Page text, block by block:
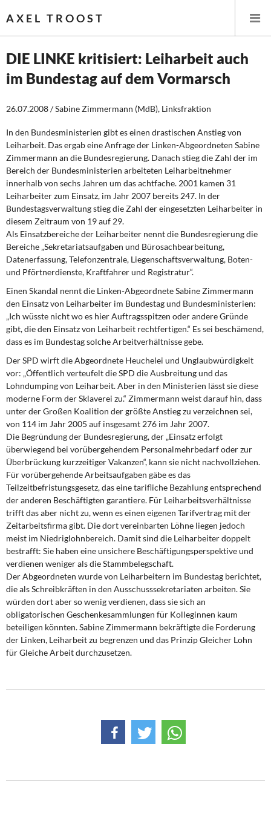
AXEL TROOST
Startseite
Themen
Leitlinien linker Wirtschafts- und Finanzpolitik
Wirtschaftspolitik
Steuer- und Finanzpolitik
Öffentliche Infrastruktur und Daseinsvorsorge
Eurokrise und Griechenland
DIE LINKE
Weitere Themen
Memo-Gruppe
Institut Solidarische Moderne
Rosa-Luxemburg-Stiftung
Über mich
Kontakt
DIE LINKE kritisiert: Leiharbeit auch
im Bundestag auf dem Vormarsch
26.07.2008 / Sabine Zimmermann (MdB), Linksfraktion
In den Bundesministerien gibt es einen drastischen Anstieg von
Leiharbeit. Das ergab eine Anfrage der Linken-Abgeordneten Sabine
Zimmermann an die Bundesregierung. Danach stieg die Zahl der im
Bereich der Bundesministerien arbeiteten Leiharbeitnehmer
innerhalb von sechs Jahren um das achtfache. 2001 kamen 31
Leiharbeiter zum Einsatz, im Jahr 2007 bereits 247. In der
Bundestagsverwaltung stieg die Zahl der eingesetzten Leiharbeiter in
diesem Zeitraum von 19 auf 29.
Als Einsatzbereiche der Leiharbeiter nennt die Bundesregierung die
Bereiche „Sekretariatsaufgaben und Bürosachbearbeitung,
Datenerfassung, Telefonzentrale, Liegenschaftsverwaltung, Boten-
und Pförtnerdienste, Kraftfahrer und Registratur“.
Einen Skandal nennt die Linken-Abgeordnete Sabine Zimmermann
den Einsatz von Leiharbeiter im Bundestag und Bundesministerien:
„Ich wüsste nicht wo es hier Auftragsspitzen oder andere Gründe
gibt, die den Einsatz von Leiharbeit rechtfertigen.“ Es sei beschämend,
dass es im Bundestag solche Arbeitverhältnisse gebe.
Der SPD wirft die Abgeordnete Heuchelei und Unglaubwürdigkeit
vor: „Öffentlich verteufelt die SPD die Ausbreitung und das
Lohndumping von Leiharbeit. Aber in den Ministerien lässt sie diese
moderne Form der Sklaverei zu.“ Zimmermann weist darauf hin, dass
unter der Großen Koalition der größte Anstieg zu verzeichnen sei,
von 114 im Jahr 2005 auf insgesamt 276 im Jahr 2007.
Die Begründung der Bundesregierung, der „Einsatz erfolgt
überwiegend bei vorübergehendem Personalmehrbedarf oder zur
Überbrückung kurzzeitiger Vakanzen“, kann sie nicht nachvollziehen.
Für vorübergehende Arbeitsaufgaben gäbe es das
Teilzeitbefristungsgesetz, das eine tarifliche Bezahlung entsprechend
der anderen Beschäftigten garantiere. Für Leiharbeitsverhältnisse
trifft das aber nicht zu, wenn es einen eigenen Tarifvertrag mit der
Zeitarbeitsfirma gibt. Die dort vereinbarten Löhne liegen jedoch
meist im Niedriglohnbereich. Damit sind die Leiharbeiter doppelt
bestrafft: Sie haben eine unsichere Beschäftigungsperspektive und
verdienen weniger als die Stammbelegschaft.
Der Abgeordneten wurde von Leiharbeitern im Bundestag berichtet,
die als Schreibkräften in den Ausschusssekretariaten arbeiten. Sie
würden dort aber so wenig verdienen, dass sie sich an
obligatorischen Geschenkesammlungen für Kolleginnen kaum
beteiligen könnten. Sabine Zimmermann bekräftigte die Forderung
der Linken, Leiharbeit zu begrenzen und das Prinzip Gleicher Lohn
für Gleiche Arbeit durchzusetzen.